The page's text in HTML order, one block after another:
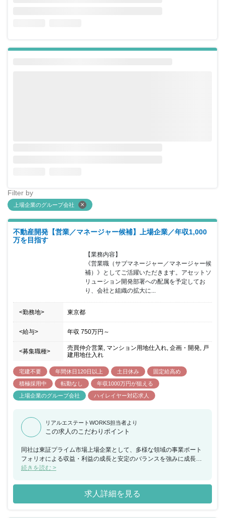
Filter by
上場企業のグループ会社
不動産開発【営業／マネージャー候補】上場企業／年収1,000
万を目指す
【業務内容】
《営業職（サブマネージャー／マネージャー候
補）》としてご活躍いただきます。アセットソ
リューション開発部署への配属を予定してお
り、会社と組織の拡大に...
<勤務地> 東京都
<給与> 年収 750万円 ～
<募集職種>
売買仲介営業, マンション用地仕入れ, 企画・開発, 戸
建用地仕入れ
宅建不要 年間休日120日以上 土日休み
固定給高め
積極採用中
転勤なし
年収1000万円が狙える
上場企業のグループ会社
ハイレイヤー対応求人
リアルエステートWORKS担当者より
この求人のこだわりポイント
同社は東証プライム市場上場企業として、多様な領域の事業ポート
フォリオによる収益・利益の成長と安定のバランスを強みに成長を
続け、創業以来黒字経営を続けている《不動産総合デベロッパー》
不動産ファンド・コンサルティング事業など多岐に渡る事業展開を
図り、新たな価値と感動を創造する「都市創造業」として不動産の
あらゆるシーンにおいてお客様のニーズに応え続け、新たな事業に
続きを読む >
求人詳細を見る